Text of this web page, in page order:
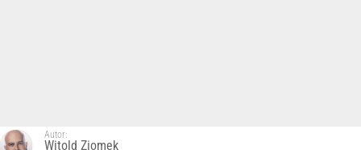
Autor:
Witold Ziomek